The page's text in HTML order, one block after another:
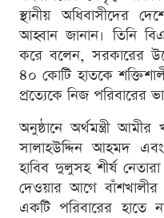
স্থানীয় অধিবাসীদের
আহ্বান জানান। তিনি
করে বলেন, সরকারের
৪০ কোটি হাতকে
প্রত্যেকে নিজ পরিবারের
অনুষ্ঠানে অর্থমন্ত্রী আমীর
সালাহউদ্দিন আহমদ
হাবিব দুলুসহ শীর্ষ
দেওয়ার আগে বাঁশখালীর
একটি পরিবারের হাতে